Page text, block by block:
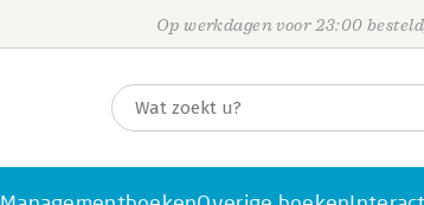
Op werkdagen voor 23:00